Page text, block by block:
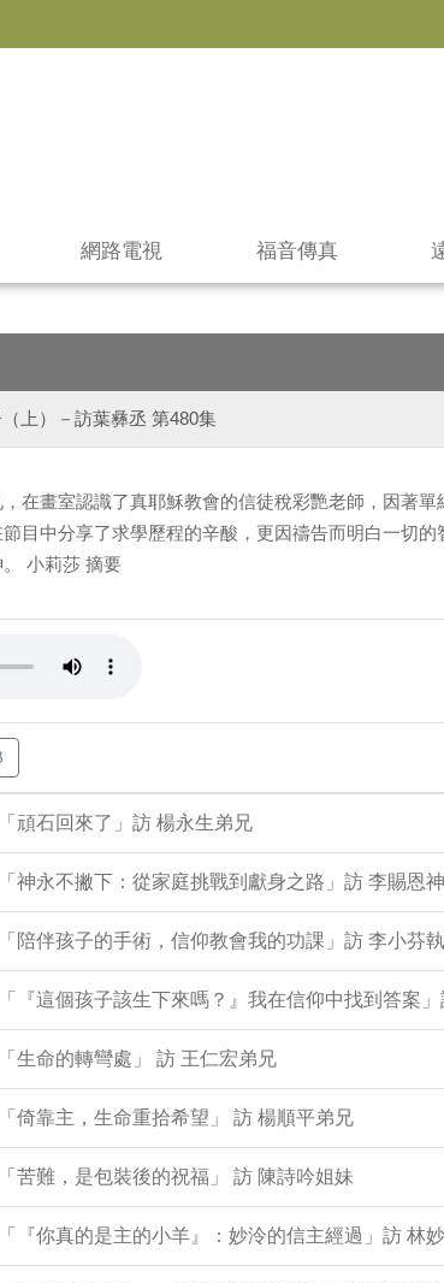
網路電視 福音傳真
上）－訪葉彝丞 第480集
在畫室認識了真耶穌教會的信徒稅彩艷老師，因著
目中分享了求學歷程的辛酸，更因禱告而明白一切
小莉莎 摘要
頑石回來了」訪 楊永生弟兄
神永不撇下：從家庭挑戰到獻身之路」訪 李賜恩
陪伴孩子的手術，信仰教會我的功課」訪 李小芬執
『這個孩子該生下來嗎？』我在信仰中找到答案」
生命的轉彎處」 訪 王仁宏弟兄
倚靠主，生命重拾希望」 訪 楊順平弟兄
苦難，是包裝後的祝福」 訪 陳詩吟姐妹
『你真的是主的小羊』：妙泠的信主經過」訪 林